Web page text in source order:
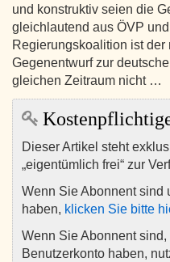
und konstruktiv seien die
gleichlautend aus ÖVP
Regierungskoalition ist
Gegenentwurf zur
gleichen Zeitraum nicht …
Dieser Artikel steht
„eigentümlich frei“ zur
Wenn Sie Abonnent sind
haben, klicken Sie bitte
Wenn Sie Abonnent
Benutzerkonto haben,